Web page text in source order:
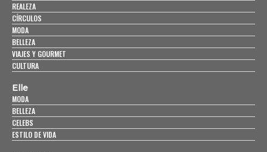
REALEZA
CÍRCULOS
MODA
BELLEZA
VIAJES Y GOURMET
CULTURA
Elle
MODA
BELLEZA
CELEBS
ESTILO DE VIDA